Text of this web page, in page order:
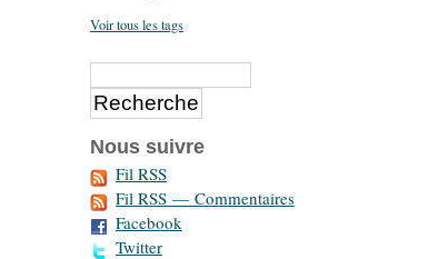
Voir tous les tags
Nous suivre
Fil RSS
Fil RSS — Commentaires
Facebook
Twitter